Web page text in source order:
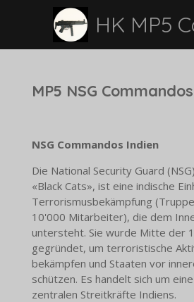
Hauptinhalt
HK MP5
MP5 NSG
NSG Commandos Indien
Die National Security Guard
«Black Cats», ist eine indische
Terrorismusbekämpfung
10'000 Mitarbeiter), die dem
untersteht. Sie wurde Mitte der
gegründet, um terroristische
bekämpfen und Staaten vor
schützen. Es handelt sich um
zentralen Streitkräfte Indiens.